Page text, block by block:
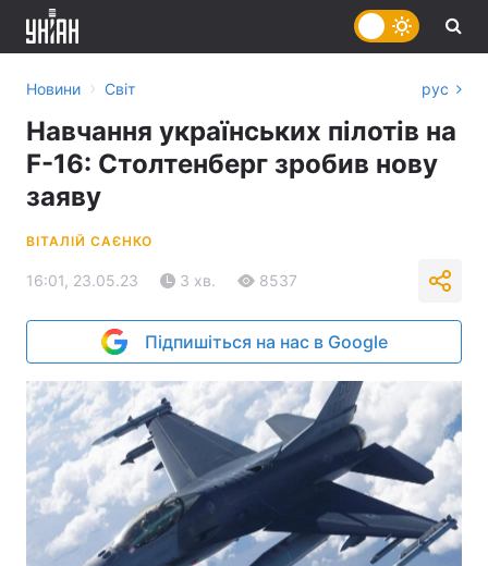
Новини › Світ рус
Навчання українських пілотів на
F-16: Столтенберг зробив нову
заяву
ВІТАЛІЙ САЄНКО
16:01, 23.05.23 3 хв. 8537
Підпишіться на нас в Google